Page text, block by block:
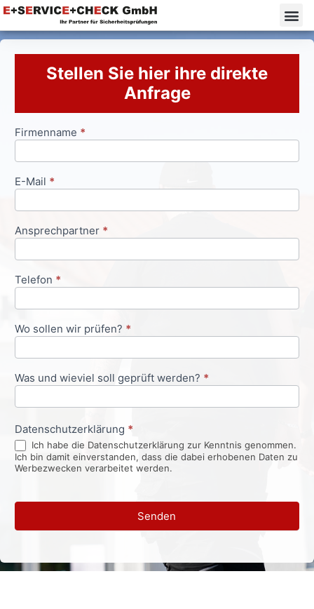
Stellen Sie hier ihre direkte
Anfrage
Anfrageformular
Firmenname *
E-Mail *
Ansprechpartner *
Telefon *
Wo sollen wir prüfen? *
Was und wieviel soll geprüft werden? *
Datenschutzerklärung *
Ich habe die Datenschutzerklärung zur Kenntnis genommen.
Ich bin damit einverstanden, dass die dabei erhobenen Daten zu
Werbezwecken verarbeitet werden.
Senden